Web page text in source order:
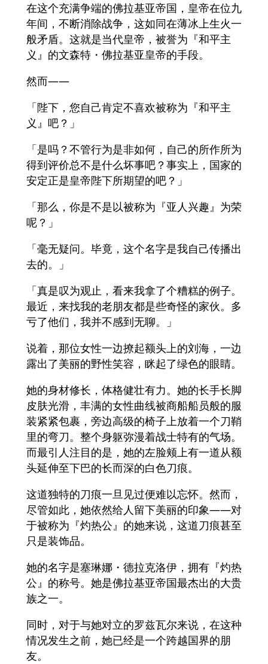
在这个充满争端的佛拉基亚帝国，皇帝在位九
年间，不断消除战争，这如同在薄冰上生火一
般矛盾。这就是当代皇帝，被誉为『和平主
义』的文森特・佛拉基亚皇帝的手段。
然而——
「陛下，您自己肯定不喜欢被称为『和平主
义』吧？」
「是吗？不管行为是非如何，自己的所作所为
得到评价总不是什么坏事吧？事实上，国家的
安定正是皇帝陛下所期望的吧？」
「那么，你是不是以被称为『亚人兴趣』为荣
呢？」
「毫无疑问。毕竟，这个名字是我自己传播出
去的。」
「真是叹为观止，看来我拿了个糟糕的例子。
最近，来找我的老朋友都是些奇怪的家伙。多
亏了他们，我并不感到无聊。」
说着，那位女性一边撩起额头上的刘海，一边
露出了美丽的野性笑容，眯起了绿色的眼睛。
她的身材修长，体格健壮有力。她的长手长脚
皮肤光滑，丰满的女性曲线被商船船员般的服
装紧紧包裹，旁边高级的椅子上放着一个刀鞘
里的弯刀。整个身躯弥漫着战士特有的气场。
而最引人注目的是，她的左脸颊上有一道从额
头延伸至下巴的长而深的白色刀痕。
这道独特的刀痕一旦见过便难以忘怀。然而，
尽管如此，她依然给人留下美丽的印象——对
于被称为『灼热公』的她来说，这道刀痕甚至
只是装饰品。
她的名字是塞琳娜・德拉克洛伊，拥有『灼热
公』的称号。她是佛拉基亚帝国最杰出的大贵
族之一。
同时，对于与她对立的罗兹瓦尔来说，在这种
情况发生之前，她已经是一个跨越国界的朋
友。